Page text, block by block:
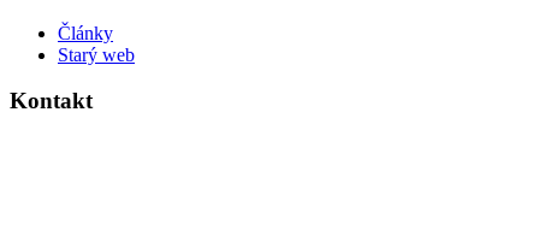
Články
Starý web
Kontakt